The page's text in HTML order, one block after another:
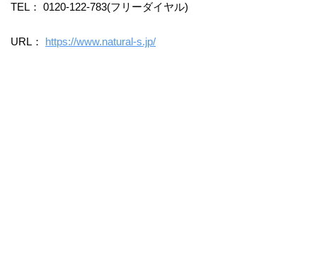
TEL： 0120-122-783(フリーダイヤル)
URL： https://www.natural-s.jp/